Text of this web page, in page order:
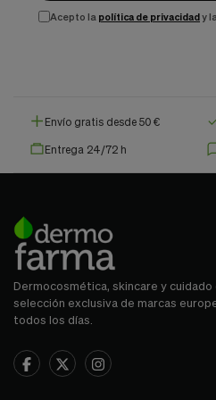
Acepto la política de privacidady
Envío gratis desde 50 €
Entrega 24/72 h
Dermocosmética, skincare y cuidado
selección exclusiva de marcas
todos los días.